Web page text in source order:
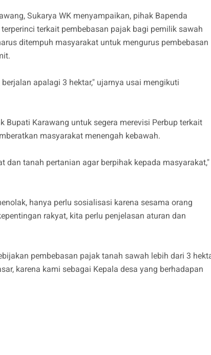
Sukarya WK menyampaikan, pihak Bapenda
terkait pembebasan pajak bagi pemilik sawah
ditempuh masyarakat untuk mengurus pembebasan
apalagi 3 hektar," ujarnya usai mengikuti
Bupati Karawang untuk segera merevisi Perbup terkait
masyarakat menengah kebawah.
dan tanah pertanian agar berpihak kepada masyarakat,"
hanya perlu sosialisasi karena sesama orang
rakyat, kita perlu penjelasan aturan dan
pembebasan pajak tanah sawah lebih dari 3
karena kami sebagai Kepala desa yang berhadapan